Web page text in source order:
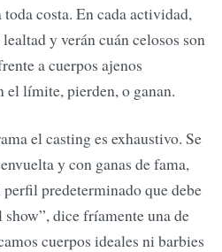
costa. En cada actividad,
y verán cuán celosos son
a cuerpos ajenos
el límite, pierden, o ganan.
el casting es exhaustivo. Se
y con ganas de fama,
predeterminado que debe
dice fríamente una de
cuerpos ideales ni barbies